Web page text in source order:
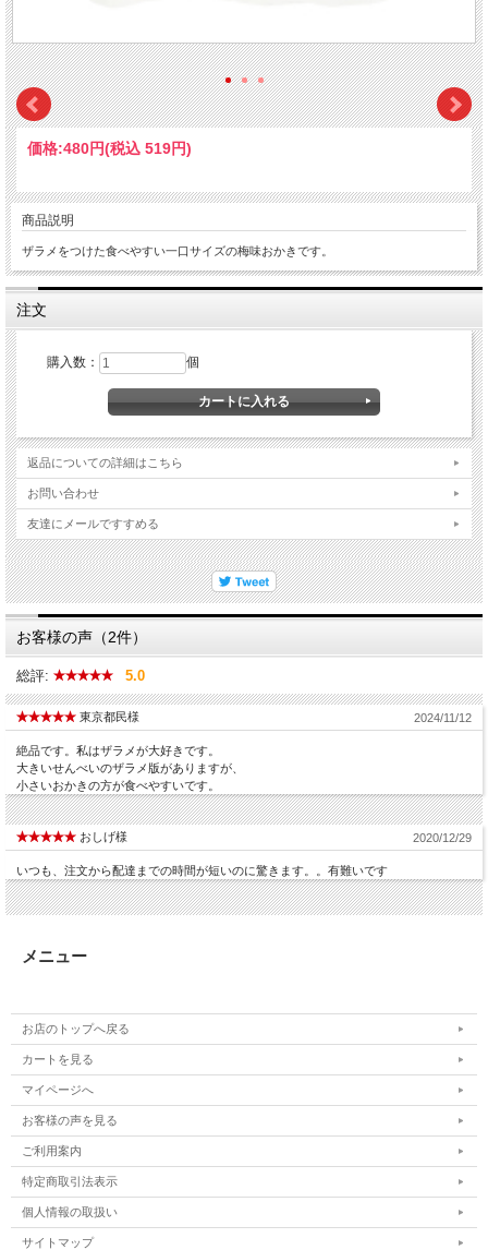
価格:480円(税込 519円)
商品説明
ザラメをつけた食べやすい一口サイズの梅味おかきです。
注文
購入数： 個
返品についての詳細はこちら
お問い合わせ
友達にメールですすめる
お客様の声（2件）
総評: 5.0
東京都民様 2024/11/12
絶品です。私はザラメが大好きです。
大きいせんべいのザラメ版がありますが、
小さいおかきの方が食べやすいです。
おしげ様 2020/12/29
いつも、注文から配達までの時間が短いのに驚きます。。有難いです
メニュー
お店のトップへ戻る
カートを見る
マイページへ
お客様の声を見る
ご利用案内
特定商取引法表示
個人情報の取扱い
サイトマップ